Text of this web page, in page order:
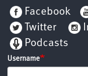
Facebook
Twitter
Podcasts
Username